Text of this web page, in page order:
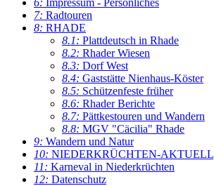
6: Impressum - Persönliches
7: Radtouren
8: RHADE
8.1: Plattdeutsch in Rhade
8.2: Rhader Wiesen
8.3: Dorf West
8.4: Gaststätte Nienhaus-Köster
8.5: Schützenfeste früher
8.6: Rhader Berichte
8.7: Pättkestouren und Wandern
8.8: MGV "Cäcilia" Rhade
9: Wandern und Natur
10: NIEDERKRÜCHTEN-AKTUELL
11: Karneval in Niederkrüchten
12: Datenschutz